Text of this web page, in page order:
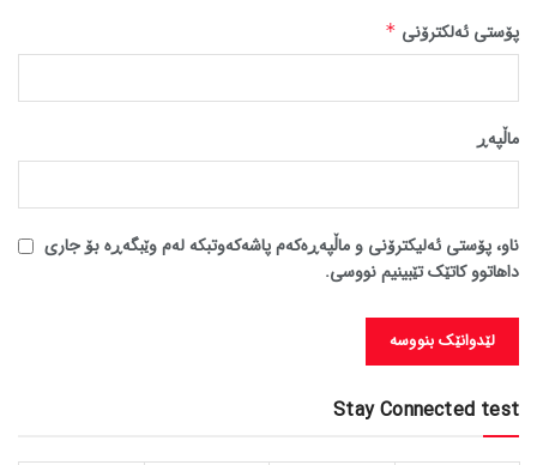
پۆستی ئەلکترۆنی *
ماڵپه‌ڕ
ناو، پۆستی ئەلیکترۆنی و ماڵپەڕەکەم پاشەکەوتبکە لەم وێبگەڕە بۆ جاری
داهاتوو کاتێک تێبینیم نووسی.
Stay Connected test